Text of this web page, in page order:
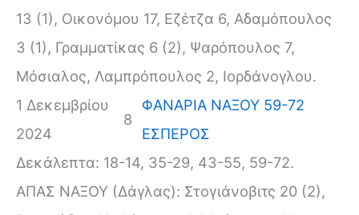
13 (1), Οικονόμου 17, Εζέτζα 6, Αδαμόπουλος
3 (1), Γραμματίκας 6 (2), Ψαρόπουλος 7,
Μόσιαλος, Λαμπρόπουλος 2, Ιορδάνογλου.
1 Δεκεμβρίου
2024
8
ΦΑΝΑΡΙΑ ΝΑΞΟΥ 59-72
ΕΣΠΕΡΟΣ
Δεκάλεπτα: 18-14, 35-29, 43-55, 59-72.
ΑΠΑΣ ΝΑΞΟΥ (Δάγλας): Στογιάνοβιτς 20 (2),